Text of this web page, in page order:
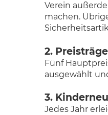
Verein
machen.
2.
Fünf
ausgewählt
3.
Jedes Jahr